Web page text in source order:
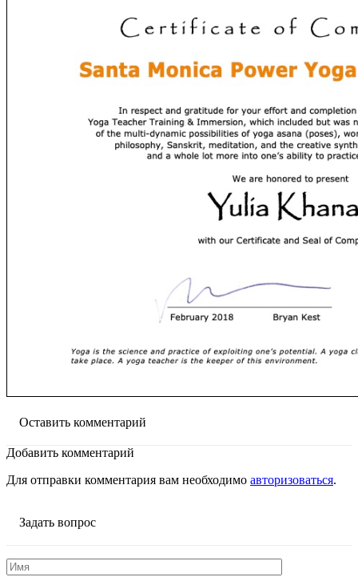
Оставить комментарий
Добавить комментарий
Для отправки комментария вам необходимо авторизоваться.
Задать вопрос